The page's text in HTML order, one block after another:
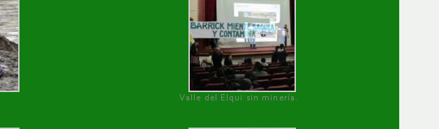
Valle del Elqui sin minería.